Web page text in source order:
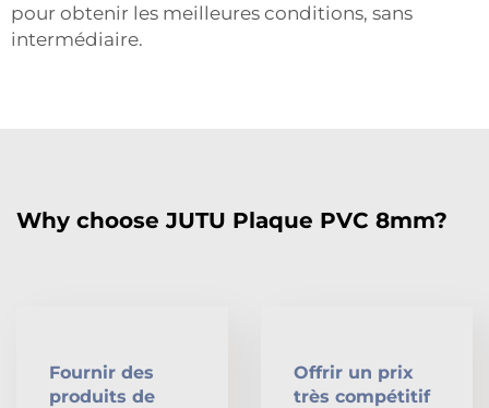
pour obtenir les meilleures conditions, sans
intermédiaire.
Why choose JUTU Plaque PVC 8mm?
Fournir des
produits de
Offrir un prix
très compétitif